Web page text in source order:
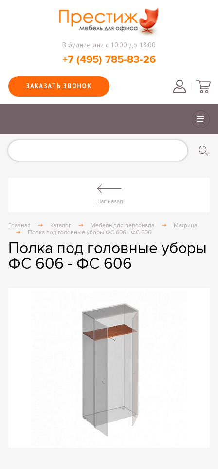
В будние дни с 10:00 до 18:00
+7 (495) 785-83-26
ЗАКАЗАТЬ ЗВОНОК
Шаг назад
Главная Каталог Мебель для персонала
Матрица
Полка под головные уборы ФС 606 - ФС 606
Полка под головные уборы
ФС 606 - ФС 606